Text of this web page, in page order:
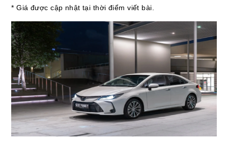
* Giá được cập nhật tại thời điểm viết bài.